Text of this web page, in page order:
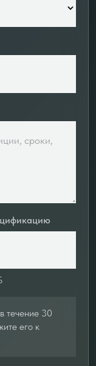
течение 30
его к